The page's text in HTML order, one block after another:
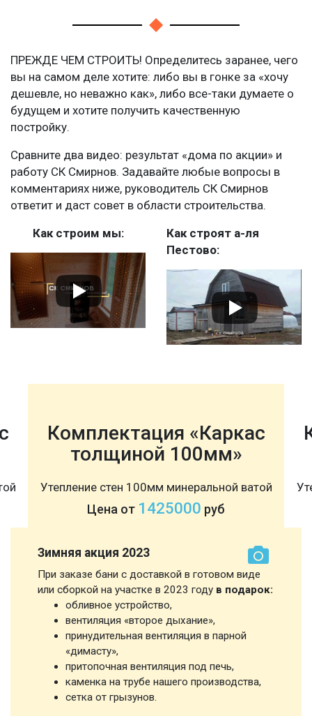
ПРЕЖДЕ ЧЕМ СТРОИТЬ! Определитесь заранее, чего
вы на самом деле хотите: либо вы в гонке за «хочу
дешевле, но неважно как», либо все-таки думаете о
будущем и хотите получить качественную
постройку.
Сравните два видео: результат «дома по акции» и
работу СК Смирнов. Задавайте любые вопросы в
комментариях ниже, руководитель СК Смирнов
ответит и даст совет в области строительства.
Как строим мы:
Как строят а-ля
Пестово:
Комплектация «Каркас
толщиной 100мм»
Утепление стен 100мм минеральной ватой
Цена от 1425000 руб
Зимняя акция 2023
При заказе бани с доставкой в готовом виде
или сборкой на участке в 2023 году в подарок:
обливное устройство,
вентиляция «второе дыхание»,
принудительная вентиляция в парной
«димасту»,
притопочная вентиляция под печь,
каменка на трубе нашего производства,
сетка от грызунов.